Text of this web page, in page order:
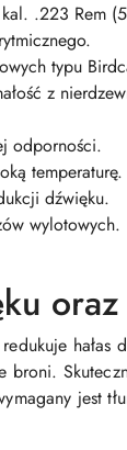
.223 Rem
typu
z
odporności.
temperaturę.
dźwięku.
wylotowych.
redukuje hałas
broni.
jest